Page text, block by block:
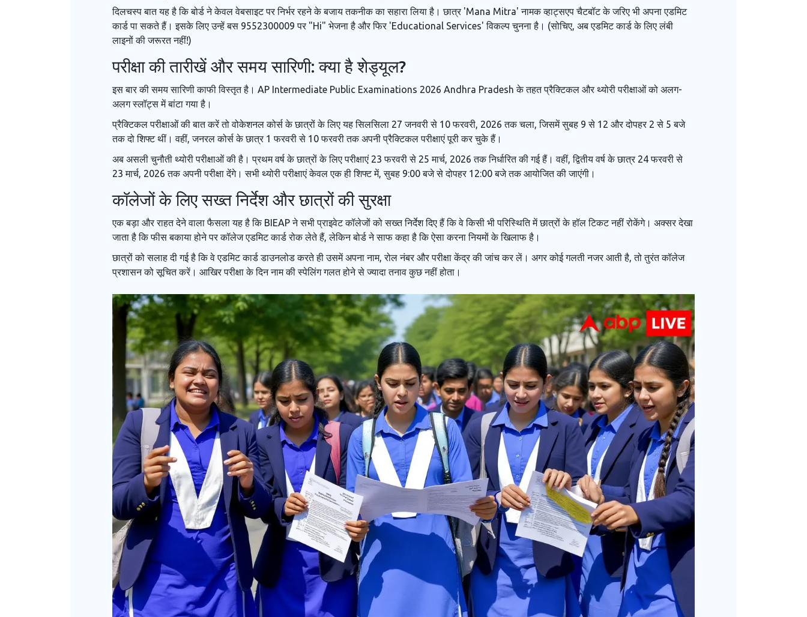
दिलचस्प बात यह है कि बोर्ड ने केवल वेबसाइट पर निर्भर रहने के बजाय तकनीक का सहारा लिया है। छात्र 'Mana Mitra' नामक व्हाट्सएप चैटबॉट के जरिए भी अपना एडमिट
कार्ड पा सकते हैं। इसके लिए उन्हें बस 9552300009 पर "Hi" भेजना है और फिर 'Educational Services' विकल्प चुनना है। (सोचिए, अब एडमिट कार्ड के लिए लंबी
लाइनों की जरूरत नहीं!)
परीक्षा की तारीखें और समय सारिणी: क्या है शेड्यूल?
इस बार की समय सारिणी काफी विस्तृत है। AP Intermediate Public Examinations 2026 Andhra Pradesh के तहत प्रैक्टिकल और थ्योरी परीक्षाओं को अलग-
अलग स्लॉट्स में बांटा गया है।
प्रैक्टिकल परीक्षाओं की बात करें तो वोकेशनल कोर्स के छात्रों के लिए यह सिलसिला 27 जनवरी से 10 फरवरी, 2026 तक चला, जिसमें सुबह 9 से 12 और दोपहर 2 से 5 बजे
तक दो शिफ्ट थीं। वहीं, जनरल कोर्स के छात्र 1 फरवरी से 10 फरवरी तक अपनी प्रैक्टिकल परीक्षाएं पूरी कर चुके हैं।
अब असली चुनौती थ्योरी परीक्षाओं की है। प्रथम वर्ष के छात्रों के लिए परीक्षाएं 23 फरवरी से 25 मार्च, 2026 तक निर्धारित की गई हैं। वहीं, द्वितीय वर्ष के छात्र 24 फरवरी से
23 मार्च, 2026 तक अपनी परीक्षा देंगे। सभी थ्योरी परीक्षाएं केवल एक ही शिफ्ट में, सुबह 9:00 बजे से दोपहर 12:00 बजे तक आयोजित की जाएंगी।
कॉलेजों के लिए सख्त निर्देश और छात्रों की सुरक्षा
एक बड़ा और राहत देने वाला फैसला यह है कि BIEAP ने सभी प्राइवेट कॉलेजों को सख्त निर्देश दिए हैं कि वे किसी भी परिस्थिति में छात्रों के हॉल टिकट नहीं रोकेंगे। अक्सर देखा
जाता है कि फीस बकाया होने पर कॉलेज एडमिट कार्ड रोक लेते हैं, लेकिन बोर्ड ने साफ कहा है कि ऐसा करना नियमों के खिलाफ है।
छात्रों को सलाह दी गई है कि वे एडमिट कार्ड डाउनलोड करते ही उसमें अपना नाम, रोल नंबर और परीक्षा केंद्र की जांच कर लें। अगर कोई गलती नजर आती है, तो तुरंत कॉलेज
प्रशासन को सूचित करें। आखिर परीक्षा के दिन नाम की स्पेलिंग गलत होने से ज्यादा तनाव कुछ नहीं होता।